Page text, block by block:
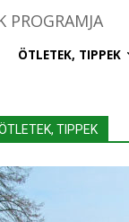
ÖTLETEK, TIPPEK
TIPPEK